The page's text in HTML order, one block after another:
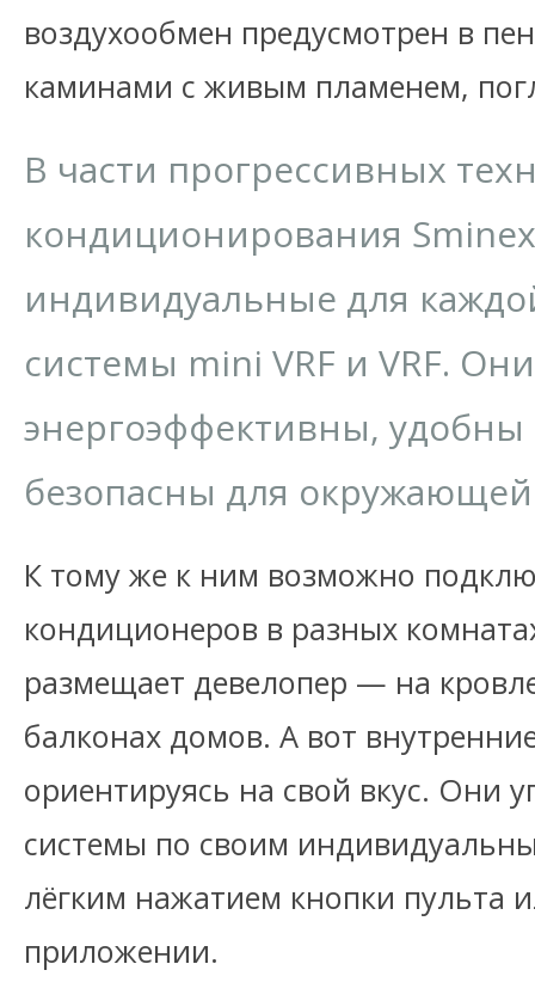
воздухообмен предусмотрен в
каминами с живым пламенем,
В части прогрессивных
кондиционирования
индивидуальные для
системы mini VRF и VRF.
энергоэффективны,
безопасны для
К тому же к ним возможно
кондиционеров в разных
размещает девелопер — на
балконах домов. А вот
ориентируясь на свой вкус. Они
системы по своим
лёгким нажатием кнопки пульта
приложении.